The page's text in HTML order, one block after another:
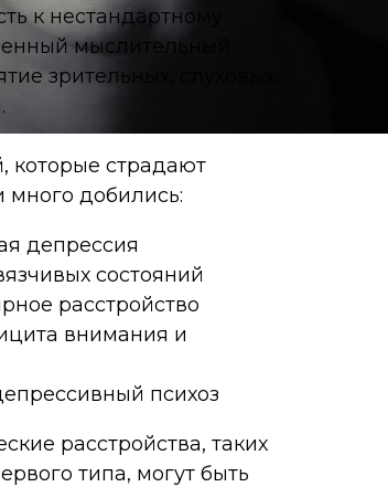
к нестандартному
мыслительный
зрительных, слуховых
которые страдают
много добились:
депрессия
состояний
расстройство
внимания и
психоз
расстройства, таких
типа, могут быть